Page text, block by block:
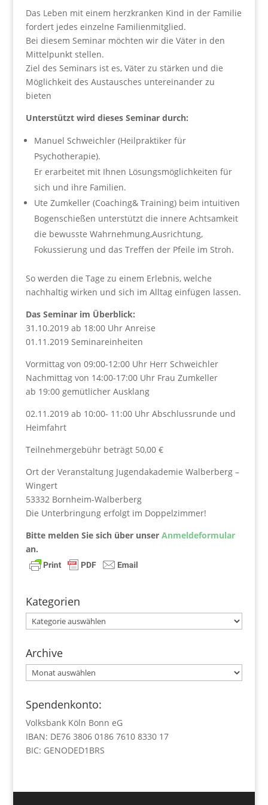
Das Leben mit einem herzkranken Kind in der Familie
fordert jedes einzelne Familienmitglied.
Bei diesem Seminar möchten wir die Väter in den
Mittelpunkt stellen.
Ziel des Seminars ist es, Väter zu stärken und die
Möglichkeit des Austausches untereinander zu
bieten
Unterstützt wird dieses Seminar durch:
Manuel Schweichler (Heilpraktiker für
Psychotherapie).
Er erarbeitet mit Ihnen Lösungsmöglichkeiten für
sich und ihre Familien.
Ute Zumkeller (Coaching& Training) beim intuitiven
Bogenschießen unterstützt die innere Achtsamkeit
die bewusste Wahrnehmung,Ausrichtung,
Fokussierung und das Treffen der Pfeile im Stroh.
So werden die Tage zu einem Erlebnis, welche
nachhaltig wirken und sich im Alltag einfügen lassen.
Das Seminar im Überblick:
31.10.2019 ab 18:00 Uhr Anreise
01.11.2019 Seminareinheiten
Vormittag von 09:00-12:00 Uhr Herr Schweichler
Nachmittag von 14:00-17:00 Uhr Frau Zumkeller
ab 19:00 gemütlicher Ausklang
02.11.2019 ab 10:00- 11:00 Uhr Abschlussrunde und
Heimfahrt
Teilnehmergebühr beträgt 50,00 €
Ort der Veranstaltung Jugendakademie Walberberg –
Wingert
53332 Bornheim-Walberberg
Die Unterbringung erfolgt im Doppelzimmer!
Bitte melden Sie sich über unser Anmeldeformular
an.
Kategorien
Kategorien
Archive
Archive
Spendenkonto:
Volksbank Köln Bonn eG
IBAN: DE76 3806 0186 7610 8330 17
BIC: GENODED1BRS